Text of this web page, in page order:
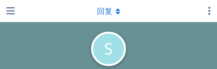
S
回复